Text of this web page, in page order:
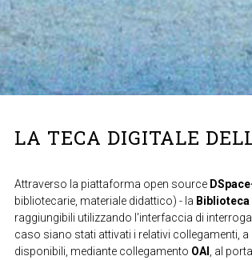
LA TECA DIGITALE
Attraverso la piattaforma open source
bibliotecarie, materiale didattico) - la
raggiungibili utilizzando l'interfaccia di
caso siano stati attivati i relativi collegamenti,
disponibili, mediante collegamento OAI , al